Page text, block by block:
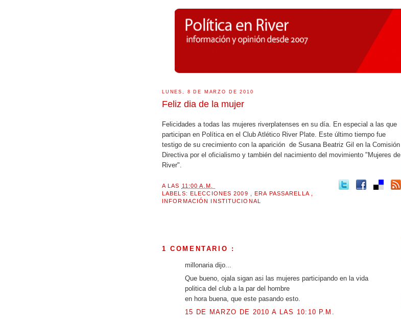
LUNES, 8 DE MARZO DE 2010
Feliz dia de la mujer
Felicidades a todas las mujeres riverplatenses en su día. En especial a las que
participan en Política en el Club Atlético River Plate. Este último tiempo fue
testigo de su crecimiento con la aparición de Susana Beatriz Gil en la Comisión
Directiva por el oficialismo y también del nacimiento del movimiento "Mujeres de
River".
A LAS 11:00 A.M.
LABELS: ELECCIONES 2009 ,ERA PASSARELLA
INFORMACIÓN INSTITUCIONAL
1 COMENTARIO :
millonaria dijo...
Que bueno, ojala sigan asi las mujeres participando en la vida
politica del club a la par del hombre
en hora buena, que este pasando esto.
15 DE MARZO DE 2010 A LAS 10:10 P.M.